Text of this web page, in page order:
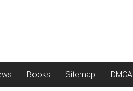
Books Sitemap DMCA